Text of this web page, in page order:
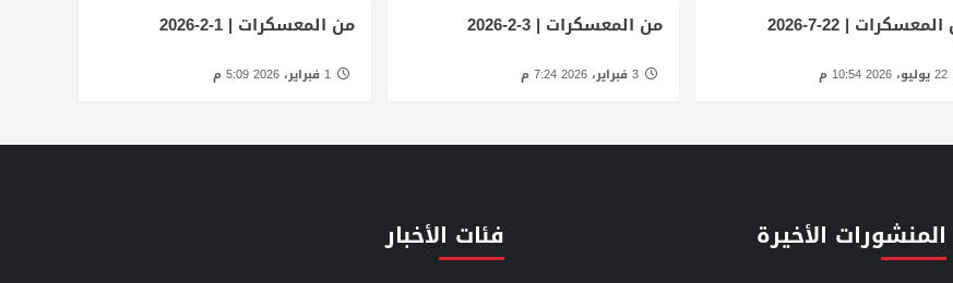
| 22-7-2026
22 يوليو، 2026 10:54 م
من المعسكرات | 3-2-2026 من المعسكرات | 1-2-2026
1 فبراير، 2026 5:09 م
المنشورات الأخيرة فئات الأخبار